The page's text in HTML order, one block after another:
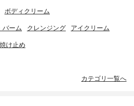
ボディクリーム
バーム クレンジング アイクリーム
け止め
カテゴリ一覧へ